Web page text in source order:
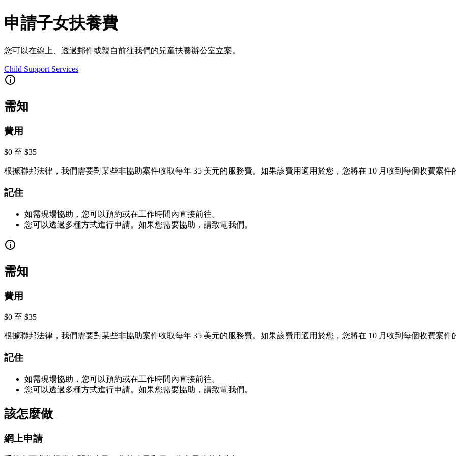
申請子女扶養費
您可以在線上、透過郵件或親自前往我們的兒童扶養辦公室立案。
Child Support Services
需知
費用
$0 至 $35
根據聯邦法律，我們需要對某些非協助案件收取每年 35 美元的服務費。如果該費用適用於您，您將在 10 月收到每個收費案件
記住
如需現場協助，您可以預約或在工作時間內直接前往。
您可以透過多種方式進行申請。如果您需要協助，請致電我們。
需知
費用
$0 至 $35
根據聯邦法律，我們需要對某些非協助案件收取每年 35 美元的服務費。如果該費用適用於您，您將在 10 月收到每個收費案件
記住
如需現場協助，您可以預約或在工作時間內直接前往。
您可以透過多種方式進行申請。如果您需要協助，請致電我們。
該怎麼做
網上申請